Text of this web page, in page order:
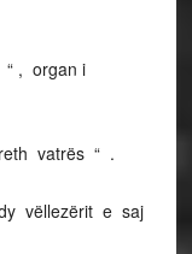
, organ i
vatrës “ .
vëllezërit e saj